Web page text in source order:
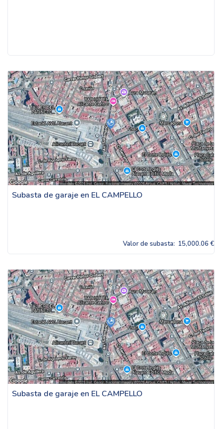
Subasta de garaje en EL CAMPELLO
Valor de subasta: 15,000.06 €
Subasta de garaje en EL CAMPELLO